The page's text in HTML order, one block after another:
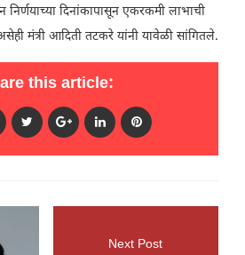
निर्णयाच्या दिनांकापासून एकरकमी लाभाची
मंत्री आदिती तटकरे यांनी यावेळी सांगितले.
this article:
Next Post